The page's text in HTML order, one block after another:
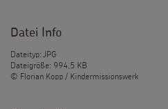
Datei Info
Dateityp: JPG
Dateigröße: 994,5 KB
© Florian Kopp / Kindermissionswerk